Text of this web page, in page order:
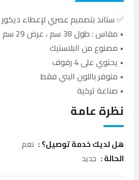
✅ ستاند بتصميم عصري لإعطاء ديكور
• مقاس : طول 38 سم ، عرض 29 سم ، إرتفاع 100 سم
• مصنوع من البلاستيك
• يحتوي على 4 رفوف
• متوفر باللون البني فقط
• صناعة تركية
نظرة عامة
هل لديك خدمة توصيل؟ : نعم
الحالة : جديد